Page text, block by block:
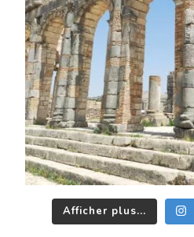
Afficher plus...